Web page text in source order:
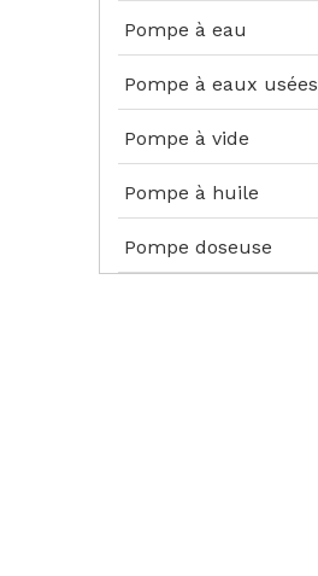
Pompe à eau
Pompe à eaux usées
Pompe à vide
Pompe à huile
Pompe doseuse